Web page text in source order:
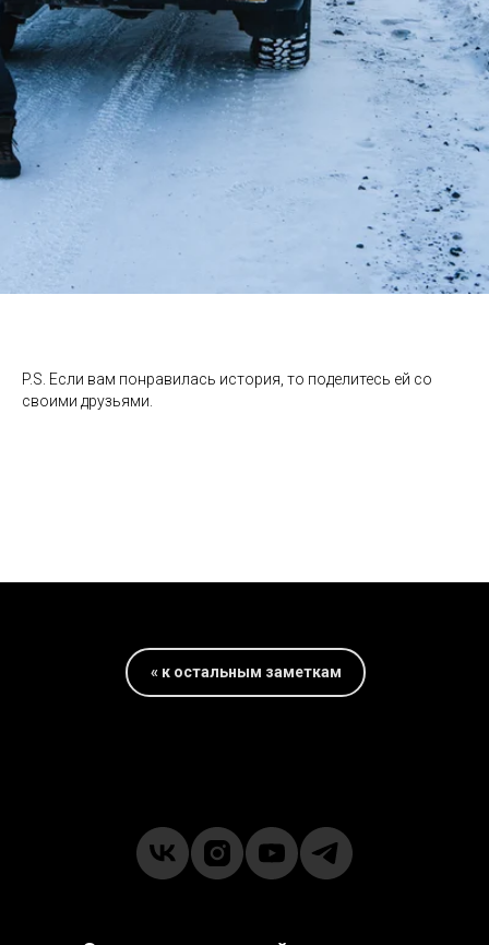
P.S. Если вам понравилась история, то поделитесь ей со
своими друзьями.
« к остальным заметкам